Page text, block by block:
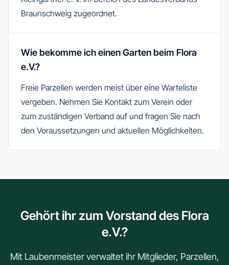
Braunschweig zugeordnet.
Wie bekomme ich einen Garten beim Flora
e.V.?
Freie Parzellen werden meist über eine Warteliste
vergeben. Nehmen Sie Kontakt zum Verein oder
zum zuständigen Verband auf und fragen Sie nach
den Voraussetzungen und aktuellen Möglichkeiten.
Gehört ihr zum Vorstand des Flora
e.V.?
Mit Laubenmeister verwaltet ihr Mitglieder, Parzellen,